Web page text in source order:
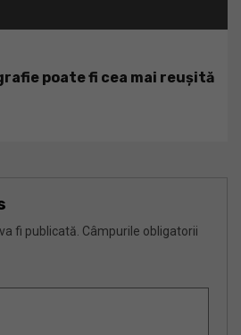
poate fi cea mai reușită
fi publicată. Câmpurile obligatorii